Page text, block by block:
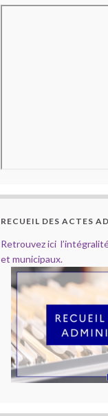
RECUEIL DES ACTES
Retrouvez ici
et municipaux.